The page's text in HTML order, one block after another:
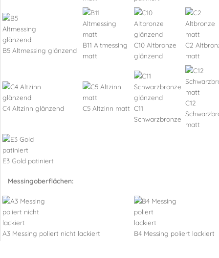
B5 Altmessing glänzend
B11 Altmessing
matt
C10 Altbronze
glänzend
C2
matt
C4 Altzinn glänzend C5 Altzinn matt C11
Schwarzbronze
C12
matt
E3 Gold patiniert
Messingoberflächen:
A3 Messing poliert nicht lackiert B4 Messing poliert lackiert